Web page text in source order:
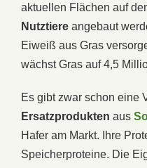
aktuellen Flächen auf
Nutztiere angebaut
Eiweiß aus Gras
wächst Gras auf 4,5
Es gibt zwar schon eine
Ersatzprodukten aus
Hafer am Markt. Ihre
Speicherproteine. Die